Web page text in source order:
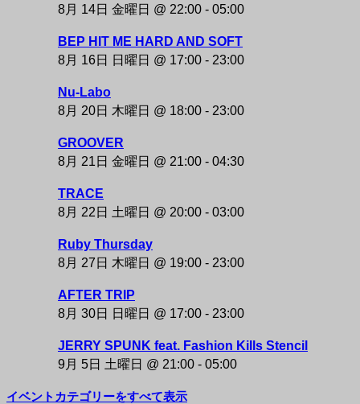
8月 14日 金曜日 @ 22:00 - 05:00
BEP HIT ME HARD AND SOFT
8月 16日 日曜日 @ 17:00 - 23:00
Nu-Labo
8月 20日 木曜日 @ 18:00 - 23:00
GROOVER
8月 21日 金曜日 @ 21:00 - 04:30
TRACE
8月 22日 土曜日 @ 20:00 - 03:00
Ruby Thursday
8月 27日 木曜日 @ 19:00 - 23:00
AFTER TRIP
8月 30日 日曜日 @ 17:00 - 23:00
JERRY SPUNK feat. Fashion Kills Stencil
9月 5日 土曜日 @ 21:00 - 05:00
イベントカテゴリーをすべて表示